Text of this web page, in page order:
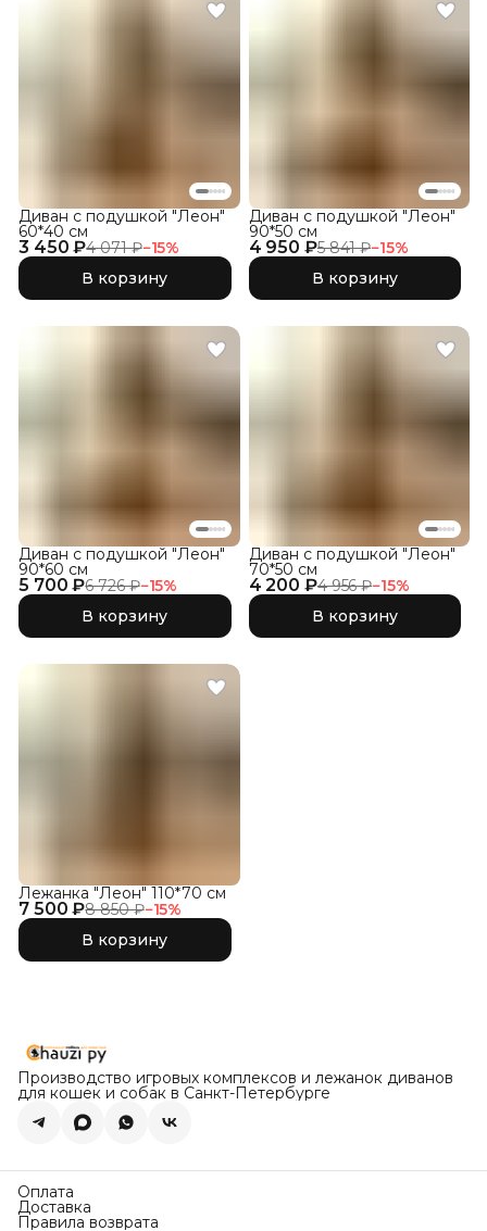
3 450 ₽4 071 ₽−15%
Диван с подушкой "Леон"
60*40 см
В корзину
4 950 ₽5 841 ₽−15%
Диван с подушкой "Леон"
90*50 см
В корзину
5 700 ₽6 726 ₽−15%
Диван с подушкой "Леон"
90*60 см
В корзину
4 200 ₽4 956 ₽−15%
Диван с подушкой "Леон"
70*50 см
В корзину
7 500 ₽8 850 ₽−15%
Лежанка "Леон" 110*70 см
В корзину
Производство игровых комплексов и лежанок диванов
для кошек и собак в Санкт-Петербурге
Оплата
Доставка
Правила возврата